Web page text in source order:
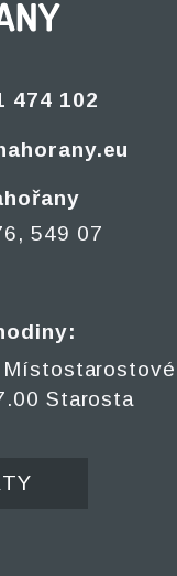
474 102
549 07
Starosta